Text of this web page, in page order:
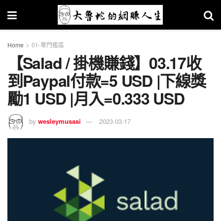
Home 01-零門檻區
【Salad / 掛機賺錢】03.17收
到Paypal付款=5 USD |下線獎
勵1 USD |月入=0.333 USD
by wesleymusasi 2023-03-17